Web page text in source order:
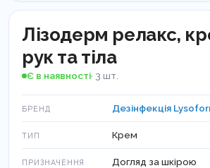
Лізодерм pелакс,
рук та тіла
Є в наявності· 3 шт.
БРЕНД Дезінфекція
ТИП Крем
ПРИЗНАЧЕННЯ Догляд за шкірою